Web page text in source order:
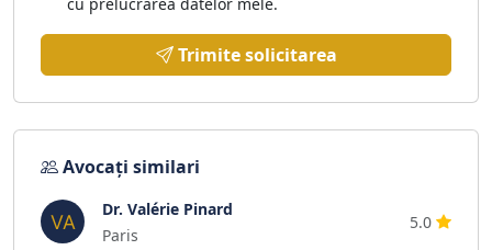
Trimite solicitarea
Avocați similari
Dr. Valérie Pinard
Paris
5.0